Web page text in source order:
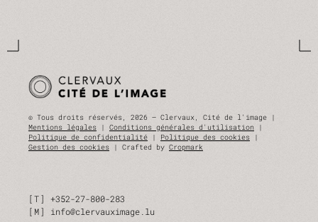
© Tous droits réservés, 2026 — Clervaux, Cité de l'image |
Mentions légales | Conditions générales d'utilisation |
Politique de confidentialité | Politique des cookies |
Gestion des cookies | Crafted by Cropmark
T
+352-27-800-283
M
info@clervauximage.lu